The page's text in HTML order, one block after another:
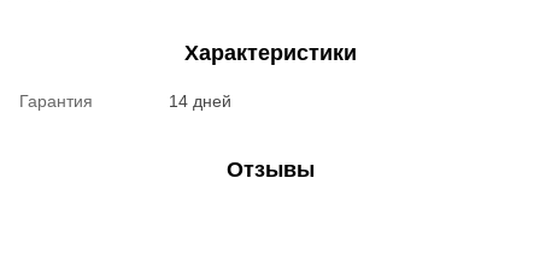
Характеристики
Гарантия 14 дней
Отзывы